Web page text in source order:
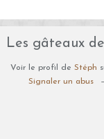
Les gâteaux
Voir le profil de Stéph
Signaler un abus